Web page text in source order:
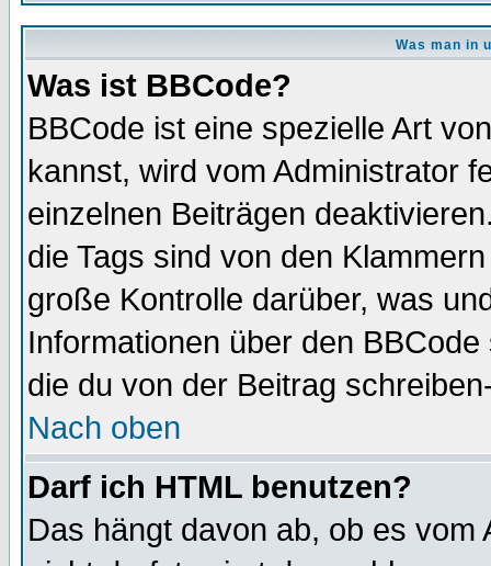
Was man in
Was ist BBCode?
BBCode ist eine spezielle Art
kannst, wird vom Administrator
einzelnen Beiträgen
die Tags sind von den
große Kontrolle darüber, was
Informationen über den
die du von der Beitrag
Nach oben
Darf ich HTML benutzen?
Das hängt davon ab, ob es